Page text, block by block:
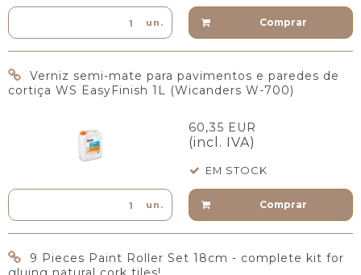
un. Comprar
Verniz semi-mate para pavimentos e paredes de
cortiça WS EasyFinish 1L (Wicanders W-700)
60,35 EUR
(incl. IVA)
EM STOCK
un. Comprar
9 Pieces Paint Roller Set 18cm - complete kit for